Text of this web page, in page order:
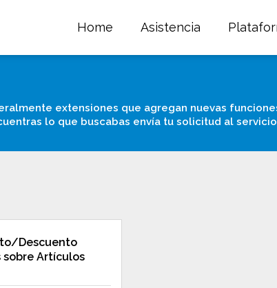
Home Asistencia
extensiones que agregan nuevas
lo que buscabas envía tu solicitud al
Descuento
sobre Artículos